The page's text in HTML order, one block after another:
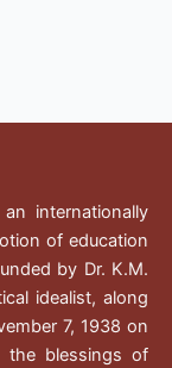
internationally
of education
by Dr. K.M.
idealist, along
7, 1938 on
the blessings of